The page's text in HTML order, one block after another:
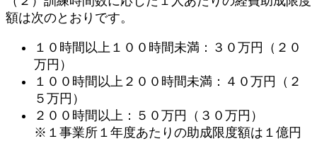
額は次のとおりです。
１０時間以上１００時間未満：３０万円（２０
万円）
１００時間以上２００時間未満：４０万円（２
５万円）
２００時間以上：５０万円（３０万円）
※１事業所１年度あたりの助成限度額は１億円